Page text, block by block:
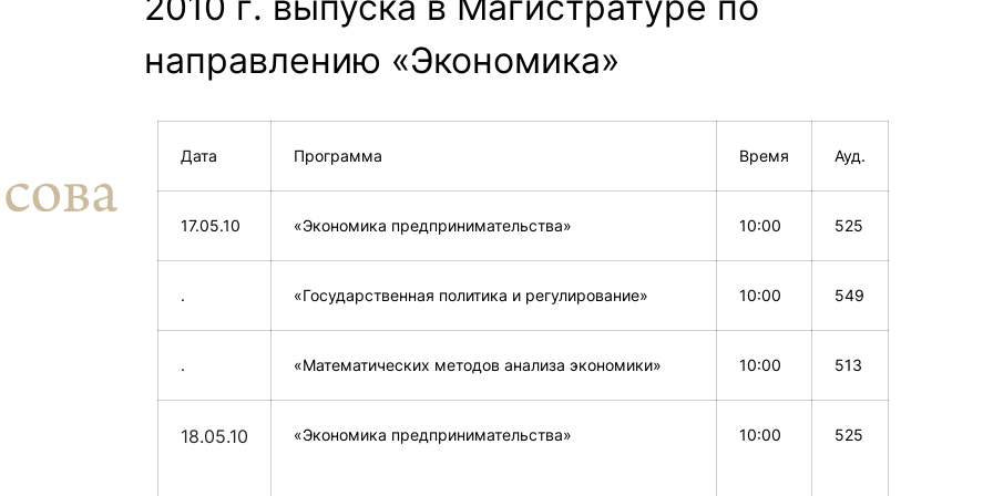
/ мероприятия
Читальный зал
Электронные и цифровые базы
Издания факультета
Учебная полка
Информационно-аналитический отдел
Преподавателям
факультета»
«Экономика»
направлению «Экономика»
Дата Программа Время Ауд.
17.05.10 «Экономика предпринимательства» 10:00 525
. «Государственная политика и регулирование» 10:00 549
. «Математических методов анализа экономики» 10:00 513
18.05.10 «Экономика предпринимательства» 10:00 525